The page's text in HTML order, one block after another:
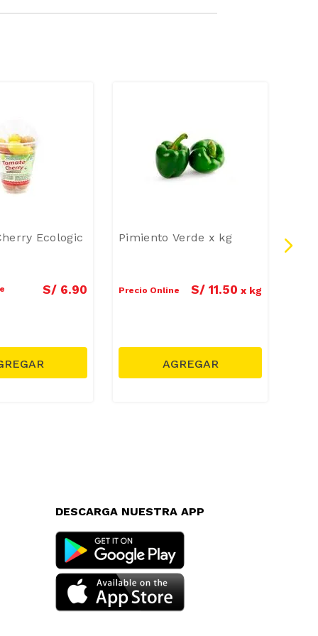
Ecologic
S/ 6.90
Pimiento Verde x kg
Precio Online S/ 11.50 x kg
DESCARGA NUESTRA APP